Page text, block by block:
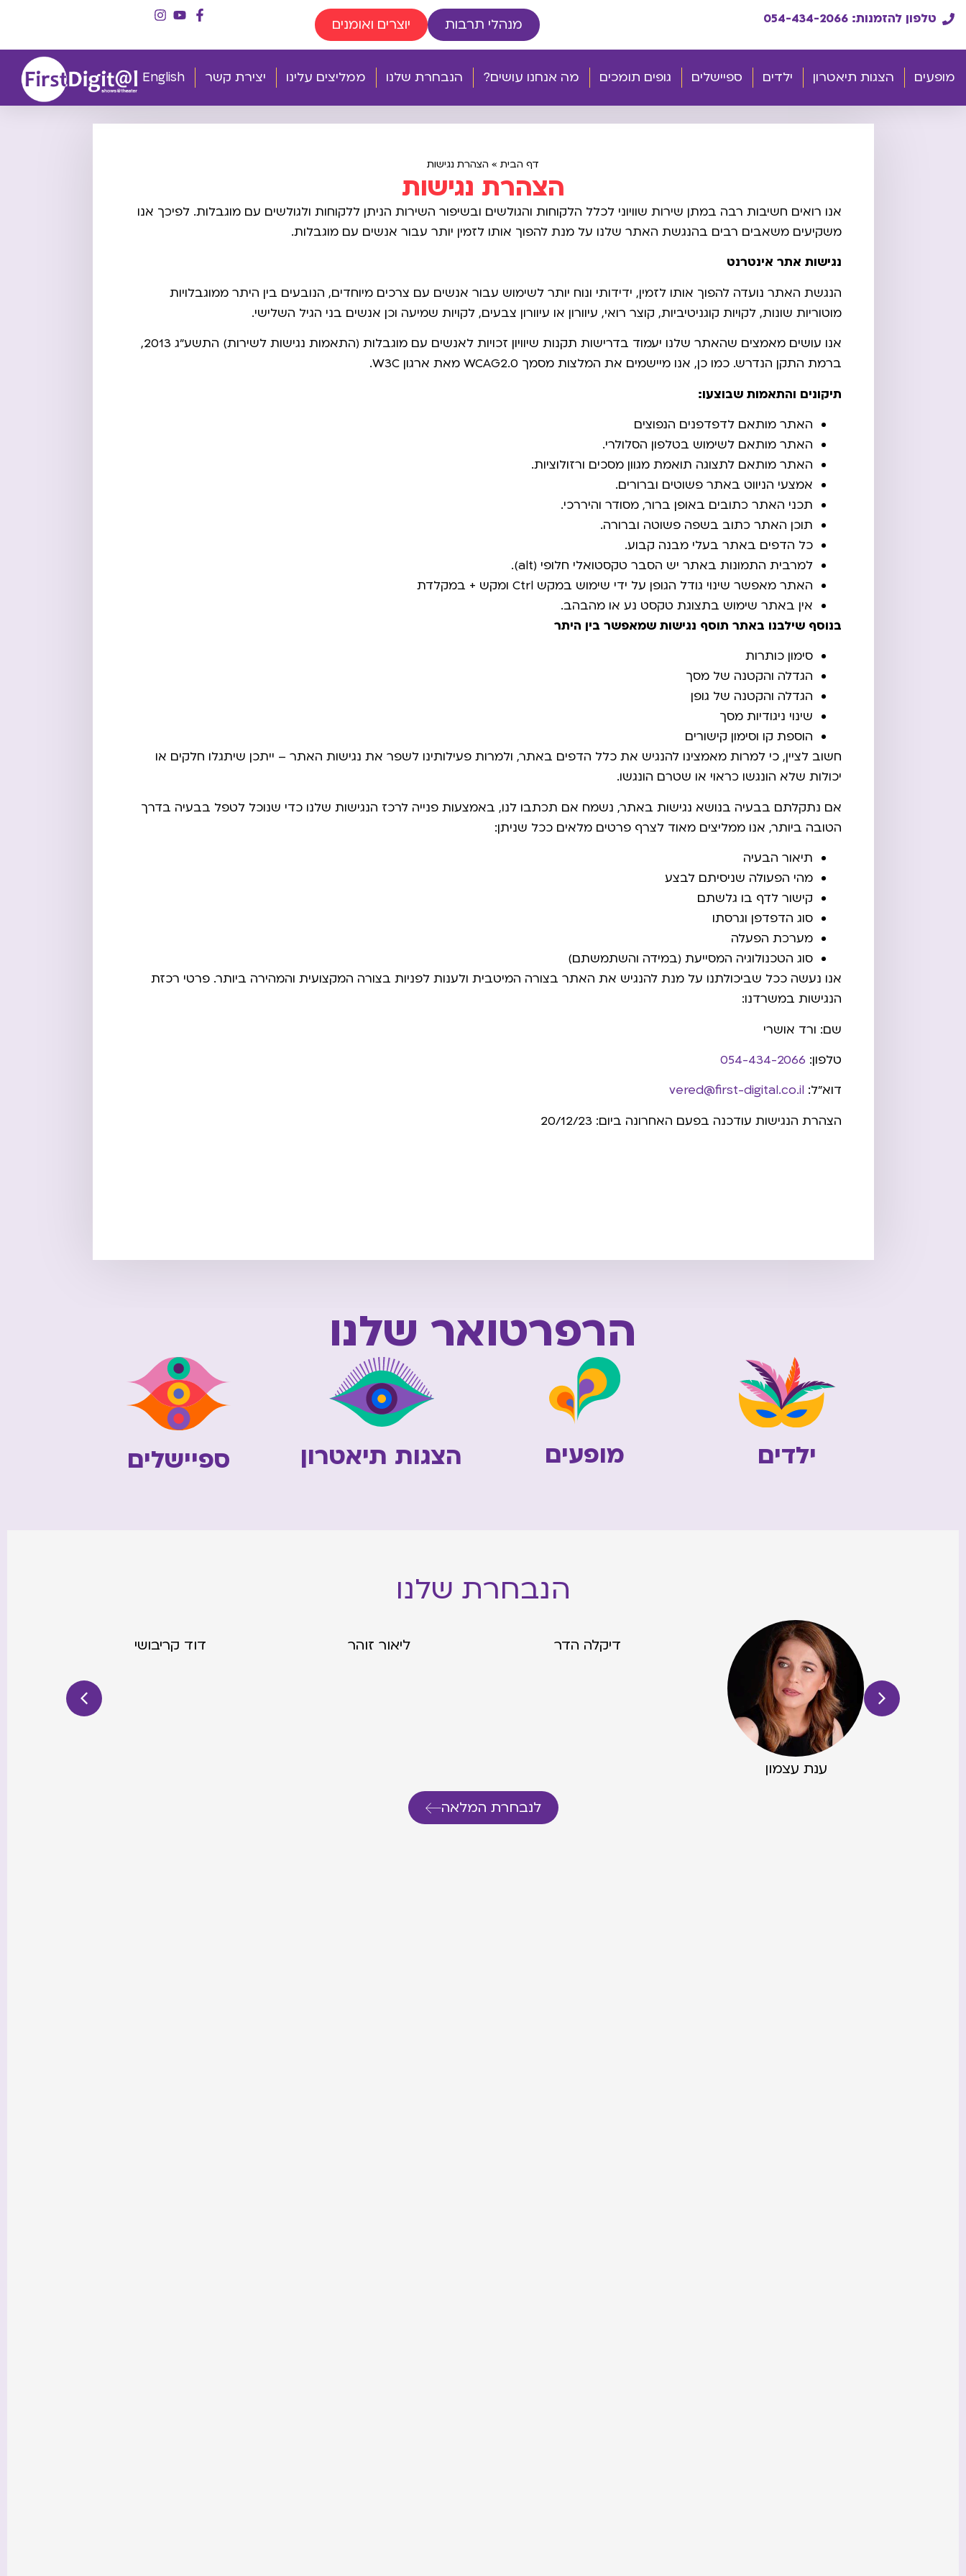
טלפון להזמנות: 054-434-2066 מנהלי תרבות יוצרים ואומנים
מופעים הצגות תיאטרון ילדים ספיישלים גופים תומכים מה אנחנו עושים? הנבחרת שלנו ממליצים עלינו יצירת קשר English
דף הבית » הצהרת נגישות
הצהרת נגישות
אנו רואים חשיבות רבה במתן שירות שוויוני לכלל הלקוחות והגולשים ובשיפור השירות הניתן ללקוחות ולגולשים עם מוגבלות. לפיכך אנו
משקיעים משאבים רבים בהנגשת האתר שלנו על מנת להפוך אותו לזמין יותר עבור אנשים עם מוגבלות.
נגישות אתר אינטרנט
הנגשת האתר נועדה להפוך אותו לזמין, ידידותי ונוח יותר לשימוש עבור אנשים עם צרכים מיוחדים, הנובעים בין היתר ממוגבלויות
מוטוריות שונות, לקויות קוגניטיביות, קוצר רואי, עיוורון או עיוורון צבעים, לקויות שמיעה וכן אנשים בני הגיל השלישי.
אנו עושים מאמצים שהאתר שלנו יעמוד בדרישות תקנות שיוויון זכויות לאנשים עם מוגבלות (התאמות נגישות לשירות) התשע”ג 2013,
ברמת התקן הנדרש. כמו כן, אנו מיישמים את המלצות מסמך WCAG2.0 מאת ארגון W3C.
תיקונים והתאמות שבוצעו:
האתר מותאם לדפדפנים הנפוצים
האתר מותאם לשימוש בטלפון הסלולרי.
האתר מותאם לתצוגה תואמת מגוון מסכים ורזולוציות.
אמצעי הניווט באתר פשוטים וברורים.
תכני האתר כתובים באופן ברור, מסודר והיררכי.
תוכן האתר כתוב בשפה פשוטה וברורה.
כל הדפים באתר בעלי מבנה קבוע.
למרבית התמונות באתר יש הסבר טקסטואלי חלופי (alt).
האתר מאפשר שינוי גודל הגופן על ידי שימוש במקש Ctrl ומקש + במקלדת
אין באתר שימוש בתצוגת טקסט נע או מהבהב.
בנוסף שילבנו באתר תוסף נגישות שמאפשר בין היתר
סימון כותרות
הגדלה והקטנה של מסך
הגדלה והקטנה של גופן
שינוי ניגודיות מסך
הוספת קו וסימון קישורים
חשוב לציין, כי למרות מאמצינו להנגיש את כלל הדפים באתר, ולמרות פעילותינו לשפר את נגישות האתר – ייתכן שיתגלו חלקים או
יכולות שלא הונגשו כראוי או שטרם הונגשו.
אם נתקלתם בבעיה בנושא נגישות באתר, נשמח אם תכתבו לנו, באמצעות פנייה לרכז הנגישות שלנו כדי שנוכל לטפל בבעיה בדרך
הטובה ביותר, אנו ממליצים מאוד לצרף פרטים מלאים ככל שניתן:
תיאור הבעיה
מהי הפעולה שניסיתם לבצע
קישור לדף בו גלשתם
סוג הדפדפן וגרסתו
מערכת הפעלה
סוג הטכנולוגיה המסייעת (במידה והשתמשתם)
אנו נעשה ככל שביכולתנו על מנת להנגיש את האתר בצורה המיטבית ולענות לפניות בצורה המקצועית והמהירה ביותר. פרטי רכזת
הנגישות במשרדנו:
שם: ורד אושרי
טלפון: 054-434-2066
דוא”ל: vered@first-digital.co.il
הצהרת הנגישות עודכנה בפעם האחרונה ביום: 20/12/23
הרפרטואר שלנו
ילדים מופעים הצגות תיאטרון ספיישלים
הנבחרת שלנו
ענת עצמון
דיקלה הדר ליאור זוהר דוד קריבושי
לנבחרת המלאה